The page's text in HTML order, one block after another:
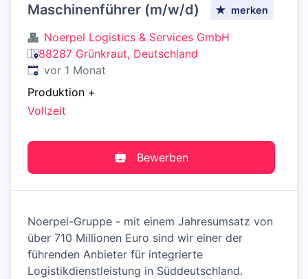
Maschinenführer (m/w/d) merken
Noerpel Logistics & Services GmbH
88287 Grünkraut, Deutschland
Veröffentlicht:
vor 1 Monat
Produktion +
Vollzeit
Bewerben
Noerpel-Gruppe - mit einem Jahresumsatz von
über 710 Millionen Euro sind wir einer der
führenden Anbieter für integrierte
Logistikdienstleistung in Süddeutschland.